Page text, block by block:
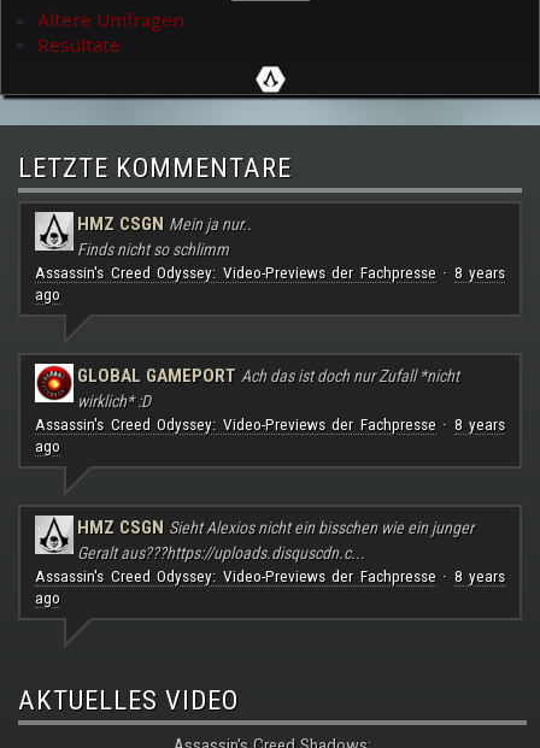
Ältere Umfragen
Resultate
LETZTE KOMMENTARE
HMZ CSGN Mein ja nur..
Finds nicht so schlimm
Assassin's Creed Odyssey: Video-Previews der Fachpresse· 8 years
ago
GLOBAL GAMEPORT Ach das ist doch nur Zufall *nicht
wirklich* :D
Assassin's Creed Odyssey: Video-Previews der Fachpresse· 8 years
ago
HMZ CSGN Sieht Alexios nicht ein bisschen wie ein junger
Geralt aus???https://uploads.disquscdn.c...
Assassin's Creed Odyssey: Video-Previews der Fachpresse· 8 years
ago
AKTUELLES VIDEO